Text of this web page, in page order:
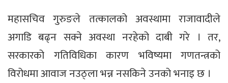
महासचिव गुरुङले तत्कालको अवस्थामा राजावादीले
अगाडि बढ्न सक्ने अवस्था नरहेको दाबी गरे । तर,
सरकारको गतिविधिका कारण भविष्यमा गणतन्त्रको
विरोधमा आवाज नउठ्ला भन्न नसकिने उनको भनाइ छ ।